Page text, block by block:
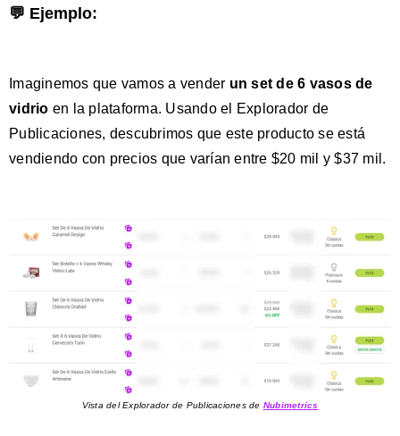
💬 Ejemplo:
Imaginemos que vamos a vender unset de 6 vasos de
vidrio en la plataforma. Usando el Explorador de
Publicaciones, descubrimos que este producto se está
vendiendo con precios que varían entre $20 mil y $37 mil.
Vista del Explorador de Publicaciones de Nubimetrics